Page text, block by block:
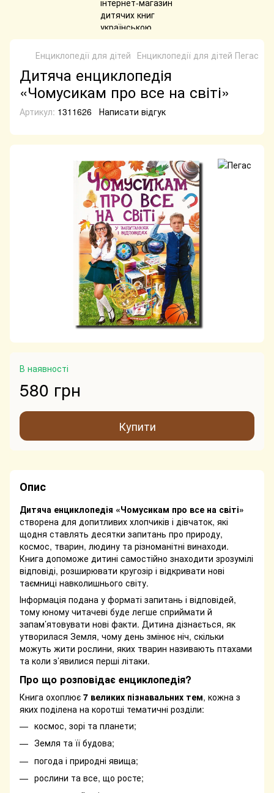
Енциклопедії для дітей Енциклопедії для дітей Пегас
Дитяча енциклопедія
«Чомусикам про все на світі»
Артикул: 1311626 Написати відгук
В наявності
580 грн
Купити
Опис
Дитяча енциклопедія «Чомусикам про все на світі»
створена для допитливих хлопчиків і дівчаток, які
щодня ставлять десятки запитань про природу,
космос, тварин, людину та різноманітні винаходи.
Книга допоможе дитині самостійно знаходити зрозумілі
відповіді, розширювати кругозір і відкривати нові
таємниці навколишнього світу.
Інформація подана у форматі запитань і відповідей,
тому юному читачеві буде легше сприймати й
запам’ятовувати нові факти. Дитина дізнається, як
утворилася Земля, чому день змінює ніч, скільки
можуть жити рослини, яких тварин називають птахами
та коли з’явилися перші літаки.
Про що розповідає енциклопедія?
Книга охоплює 7 великих пізнавальних тем, кожна з
яких поділена на коротші тематичні розділи:
космос, зорі та планети;
Земля та її будова;
погода і природні явища;
рослини та все, що росте;